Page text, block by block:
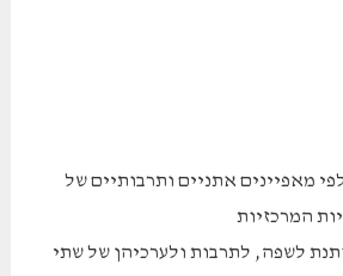
מאפיינים אתניים ותרבותיים של
המרכזיות
לשפה, לתרבות ולערכיהן של שתי